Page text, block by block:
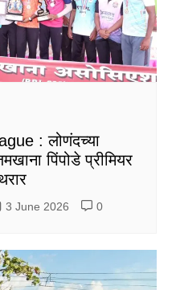
: लोणंदच्या
पिंपोडे प्रीमियर
3 June 2026 0